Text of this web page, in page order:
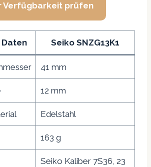
Verfügbarkeit prüfen
Daten Seiko SNZG13K1
41 mm
12 mm
Edelstahl
163 g
Seiko Kaliber 7S36, 23